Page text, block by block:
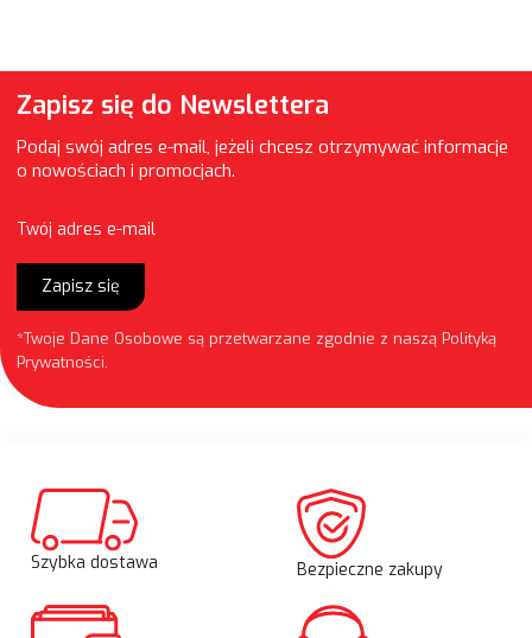
Zapisz się do Newslettera
Podaj swój adres e-mail, jeżeli chcesz otrzymywać informacje
o nowościach i promocjach.
Twój adres e-mail
Zapisz się
*Twoje Dane Osobowe są przetwarzane zgodnie z naszą Polityką
Prywatności.
Szybka dostawa Bezpieczne zakupy